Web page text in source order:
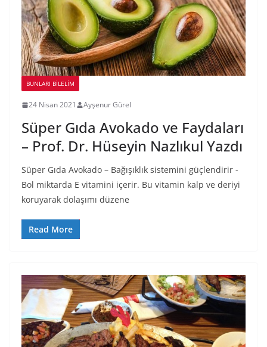
BUNLARI BILELIM
24 Nisan 2021 Ayşenur Gürel
Süper Gıda Avokado ve Faydaları
– Prof. Dr. Hüseyin Nazlıkul Yazdı
Süper Gıda Avokado – Bağışıklık sistemini güçlendirir -
Bol miktarda E vitamini içerir. Bu vitamin kalp ve deriyi
koruyarak dolaşımı düzene
Read More